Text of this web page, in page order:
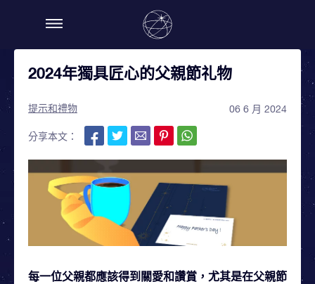
2024年獨具匠心的父親節礼物
提示和禮物 06 6 月 2024
分享本文：
每一位父親都應該得到關愛和讚賞，尤其是在父親節